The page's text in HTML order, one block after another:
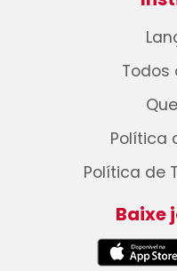
Todos
Política
Política de
Baixe